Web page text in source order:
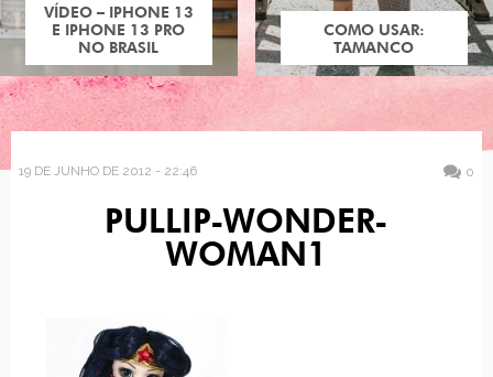
VÍDEO – IPHONE 13
E IPHONE 13 PRO
NO BRASIL
COMO USAR:
TAMANCO
19 DE JUNHO DE 2012 - 22:46 0
PULLIP-WONDER-
WOMAN1